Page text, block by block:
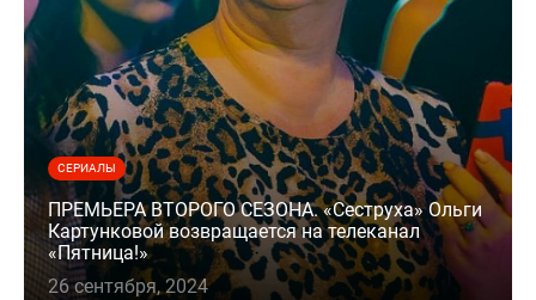
СЕРИАЛЫ
ПРЕМЬЕРА ВТОРОГО СЕЗОНА. «Сеструха» Ольги
Картунковой возвращается на телеканал
«Пятница!»
26 сентября, 2024